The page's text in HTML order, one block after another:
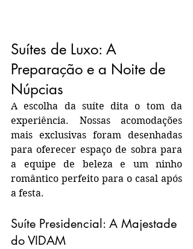
Suítes de Luxo: A
Preparação e a Noite de
Núpcias
A escolha da suíte dita o tom da
experiência. Nossas acomodações
mais exclusivas foram desenhadas
para oferecer espaço de sobra para
a equipe de beleza e um ninho
romântico perfeito para o casal após
a festa.
Suíte Presidencial: A Majestade
do VIDAM